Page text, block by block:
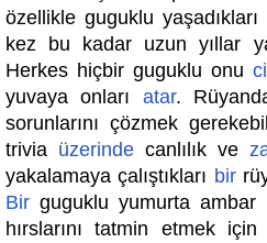
özellikle guguklu
kez bu kadar uzun yıllar
Herkes hiçbir guguklu onu
yuvaya onları atar.
sorunlarını çözmek
trivia üzerindecanlılık ve
yakalamaya çalıştıkları bir
Bir guguklu yumurta
hırslarını tatmin etmek için